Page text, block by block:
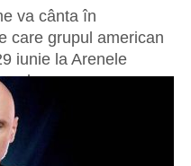
va cânta în
care grupul american
iunie la Arenele